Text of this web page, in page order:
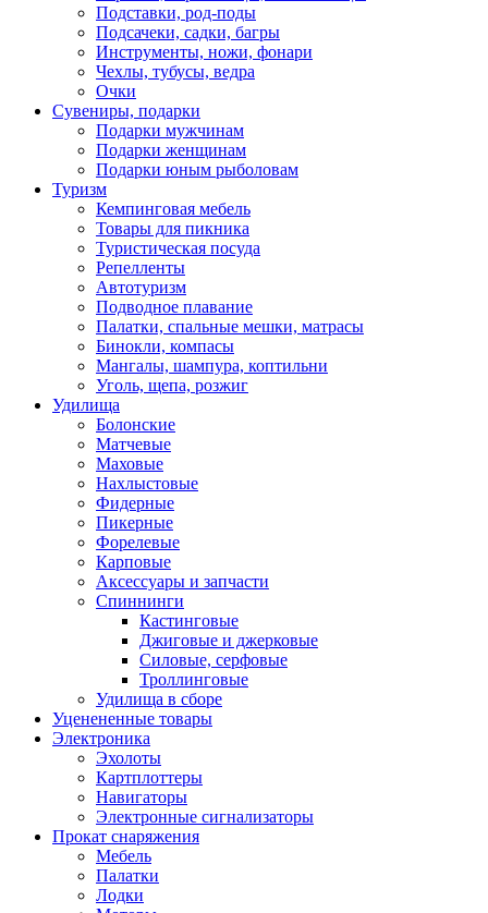
Подставки, род-поды
Подсачеки, садки, багры
Инструменты, ножи, фонари
Чехлы, тубусы, ведра
Очки
Сувениры, подарки
Подарки мужчинам
Подарки женщинам
Подарки юным рыболовам
Туризм
Кемпинговая мебель
Товары для пикника
Туристическая посуда
Репелленты
Автотуризм
Подводное плавание
Палатки, спальные мешки, матрасы
Бинокли, компасы
Мангалы, шампура, коптильни
Уголь, щепа, розжиг
Удилища
Болонские
Матчевые
Маховые
Нахлыстовые
Фидерные
Пикерные
Форелевые
Карповые
Аксессуары и запчасти
Спиннинги
Кастинговые
Джиговые и джерковые
Силовые, серфовые
Троллинговые
Удилища в сборе
Уценененные товары
Электроника
Эхолоты
Картплоттеры
Навигаторы
Электронные сигнализаторы
Прокат снаряжения
Мебель
Палатки
Лодки